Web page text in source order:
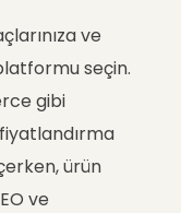
ve
seçin.
gibi
ürün
ve